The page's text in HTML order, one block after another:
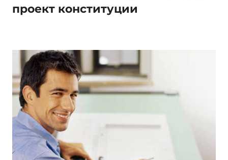
проект конституции